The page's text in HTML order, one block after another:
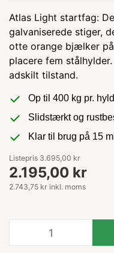
Atlas Light startfag:
galvaniserede stiger,
otte orange bjælker
placere fem
adskilt tilstand.
Op til 400 kg pr.
Slidstærkt og
Klar til brug på 15
Listepris 3.695,00 kr
2.195,00 kr
2.743,75 kr inkl. moms